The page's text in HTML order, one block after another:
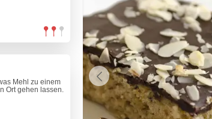
Mehl zu einem
Ort gehen lassen.
Previous